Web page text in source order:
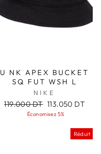
U NK APEX BUCKET
SQ FUT WSH L
NIKE
Prix
régulier
119.000 DT Prix
réduit
113.050 DT
Économisez 5%
Réduit